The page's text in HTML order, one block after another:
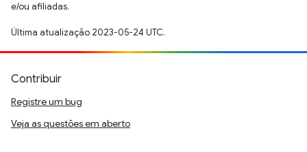
e/ou afiliadas.
Última atualização 2023-05-24 UTC.
Contribuir
Registre um bug
Veja as questões em aberto